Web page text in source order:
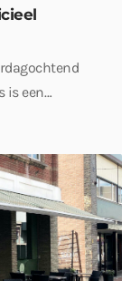
is een…